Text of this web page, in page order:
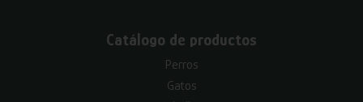
Catálogo de productos
Perros
Gatos